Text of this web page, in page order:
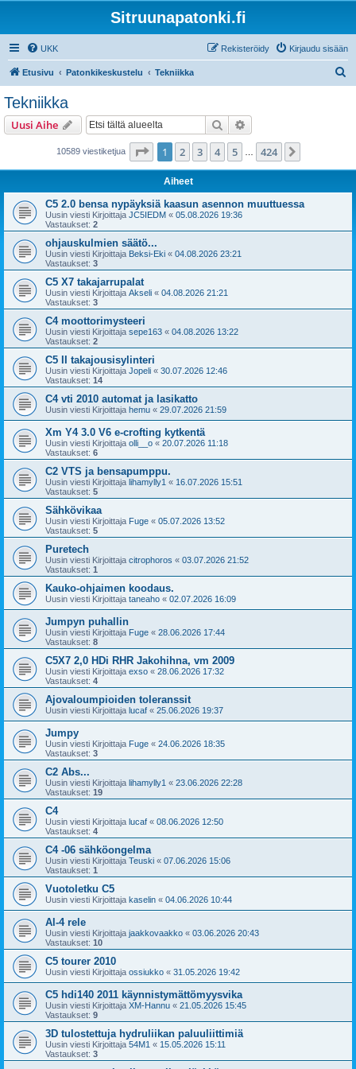
Sitruunapatonki.fi
UKK Kirjaudu sisään
Rekisteröidy
Etusivu Patonkikeskustelu Tekniikka
Tekniikka
Uusi Aihe Etsi
10589 viestiketjua Sivu /424
1 2 3 4 5 424
Aiheet
C5 2.0 bensa nypäyksiä kaasun asennon muuttuessa
Uusin viesti Kirjoittaja JC5IEDM « 05.08.2026 19:36
Vastaukset: 2
ohjauskulmien säätö...
Uusin viesti Kirjoittaja Beksi-Eki « 04.08.2026 23:21
Vastaukset: 3
C5 X7 takajarrupalat
Uusin viesti Kirjoittaja Akseli « 04.08.2026 21:21
Vastaukset: 3
C4 moottorimysteeri
Uusin viesti Kirjoittaja sepe163 « 04.08.2026 13:22
Vastaukset: 2
C5 II takajousisylinteri
Uusin viesti Kirjoittaja Jopeli « 30.07.2026 12:46
Vastaukset: 14
C4 vti 2010 automat ja lasikatto
Uusin viesti Kirjoittaja hemu « 29.07.2026 21:59
Xm Y4 3.0 V6 e-crofting kytkentä
Uusin viesti Kirjoittaja olli__o « 20.07.2026 11:18
Vastaukset: 6
C2 VTS ja bensapumppu.
Uusin viesti Kirjoittaja lihamylly1 « 16.07.2026 15:51
Vastaukset: 5
Sähkövikaa
Uusin viesti Kirjoittaja Fuge « 05.07.2026 13:52
Vastaukset: 5
Puretech
Uusin viesti Kirjoittaja citrophoros « 03.07.2026 21:52
Vastaukset: 1
Kauko-ohjaimen koodaus.
Uusin viesti Kirjoittaja taneaho « 02.07.2026 16:09
Jumpyn puhallin
Uusin viesti Kirjoittaja Fuge « 28.06.2026 17:44
Vastaukset: 8
C5X7 2,0 HDi RHR Jakohihna, vm 2009
Uusin viesti Kirjoittaja exso « 28.06.2026 17:32
Vastaukset: 4
Ajovaloumpioiden toleranssit
Uusin viesti Kirjoittaja lucaf « 25.06.2026 19:37
Jumpy
Uusin viesti Kirjoittaja Fuge « 24.06.2026 18:35
Vastaukset: 3
C2 Abs...
Uusin viesti Kirjoittaja lihamylly1 « 23.06.2026 22:28
Vastaukset: 19
C4
Uusin viesti Kirjoittaja lucaf « 08.06.2026 12:50
Vastaukset: 4
C4 -06 sähköongelma
Uusin viesti Kirjoittaja Teuski « 07.06.2026 15:06
Vastaukset: 1
Vuotoletku C5
Uusin viesti Kirjoittaja kaselin « 04.06.2026 10:44
Al-4 rele
Uusin viesti Kirjoittaja jaakkovaakko « 03.06.2026 20:43
Vastaukset: 10
C5 tourer 2010
Uusin viesti Kirjoittaja ossiukko « 31.05.2026 19:42
C5 hdi140 2011 käynnistymättömyysvika
Uusin viesti Kirjoittaja XM-Hannu « 21.05.2026 15:45
Vastaukset: 9
3D tulostettuja hydruliikan paluuliittimiä
Uusin viesti Kirjoittaja 54M1 « 15.05.2026 15:11
Vastaukset: 3